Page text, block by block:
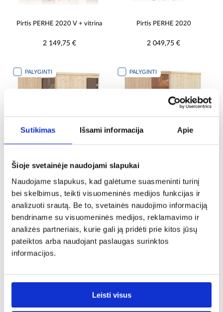
Sutikimas Išsami informacija Apie
Šioje svetainėje naudojami slapukai
Naudojame slapukus, kad galėtume suasmeninti turinį
bei skelbimus, teikti visuomeninės medijos funkcijas ir
analizuoti srautą. Be to, svetainės naudojimo informaciją
bendriname su visuomeninės medijos, reklamavimo ir
analizės partneriais, kurie gali ją pridėti prie kitos jūsų
pateiktos arba naudojant paslaugas surinktos
informacijos.
Leisti visus
Pirtis PERHE 2020 V + vitrina
2 149,75 €
Pirtis PERHE 2020
2 049,75 €
PALYGINTI
1 987,25 €
PALYGINTI
1 999,75 €
PALYGINTI PALYGINTI